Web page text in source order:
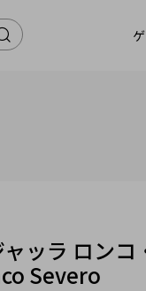
ャッラ ロン
Severo